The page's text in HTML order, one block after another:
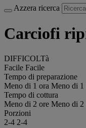
Azzera ricerca
Carciofi
DIFFICOLTà
Facile Facile
Tempo di preparazione
Meno di 1 ora Meno di 1
Tempo di cottura
Meno di 2 ore Meno di 2
Porzioni
2-4 2-4